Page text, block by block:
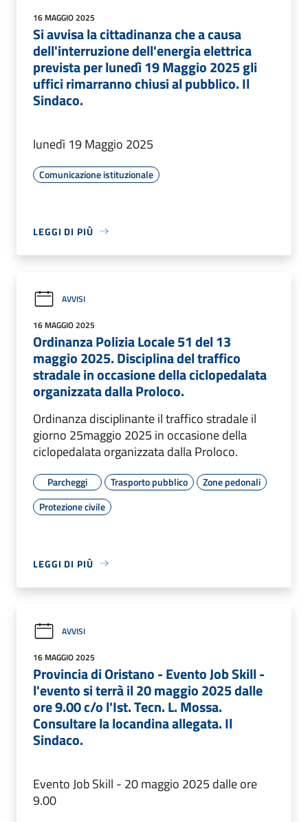
16 MAGGIO 2025
Si avvisa la cittadinanza che a causa
dell'interruzione dell'energia elettrica
prevista per lunedì 19 Maggio 2025 gli
uffici rimarranno chiusi al pubblico. Il
Sindaco.
lunedì 19 Maggio 2025
Comunicazione istituzionale
LEGGI DI PIÙ
AVVISI
16 MAGGIO 2025
Ordinanza Polizia Locale 51 del 13
maggio 2025. Disciplina del traffico
stradale in occasione della ciclopedalata
organizzata dalla Proloco.
Ordinanza disciplinante il traffico stradale il
giorno 25maggio 2025 in occasione della
ciclopedalata organizzata dalla Proloco.
Parcheggi Trasporto pubblico
Zone pedonali
Protezione civile
LEGGI DI PIÙ
AVVISI
16 MAGGIO 2025
Provincia di Oristano - Evento Job Skill -
l'evento si terrà il 20 maggio 2025 dalle
ore 9.00 c/o l'Ist. Tecn. L. Mossa.
Consultare la locandina allegata. Il
Sindaco.
Evento Job Skill - 20 maggio 2025 dalle ore
9.00